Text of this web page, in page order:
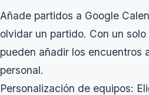
Añade partidos a Google
olvidar un partido. Con un
pueden añadir los encuentros
personal.
Personalización de equipos: